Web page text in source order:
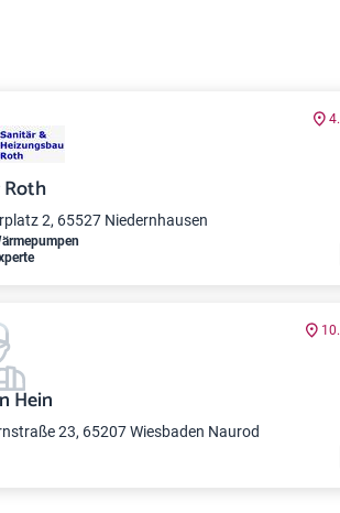
2, 65527 Niedernhausen
Hein
23, 65207 Wiesbaden Naurod